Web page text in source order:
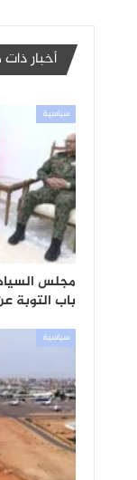
أخبار
سياسية
مجلس
باب التوبة
سياسية